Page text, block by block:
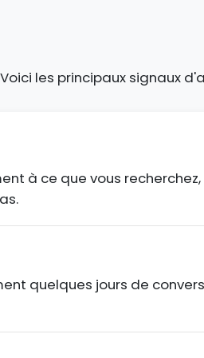
les principaux signaux
à ce que vous
quelques jours de